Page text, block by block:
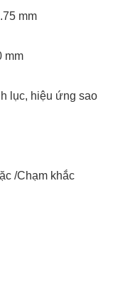
mm
mm
lục, hiệu ứng sao
/Chạm khắc